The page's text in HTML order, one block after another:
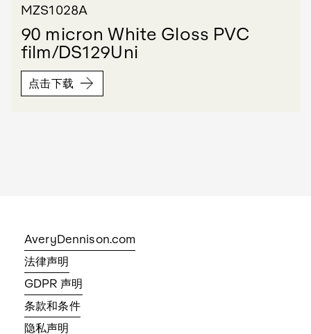
MZS1028A
90 micron White Gloss PVC
film/DS129Uni
点击下载
AveryDennison.com
法律声明
GDPR 声明
条款和条件
隐私声明